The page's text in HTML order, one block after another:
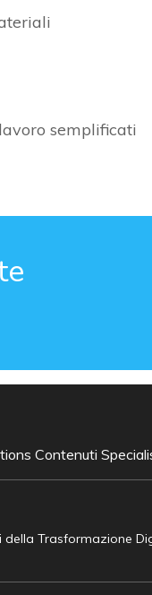
semplificati
Contenuti
Trasformazione